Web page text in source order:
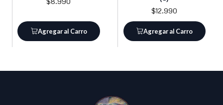
Agregar al Carro
$12.990
Agregar al Carro